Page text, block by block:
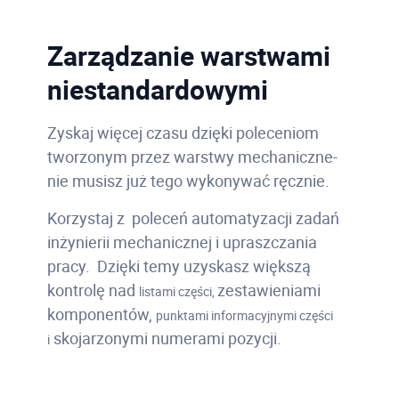
Zarządzanie warstwami
niestandardowymi
Zyskaj więcej czasu dzięki poleceniom
tworzonym przez warstwy mechaniczne-
nie musisz już tego wykonywać ręcznie.
Korzystaj z poleceń automatyzacji zadań
inżynierii mechanicznej i upraszczania
pracy. Dzięki temy uzyskasz większą
kontrolę nad listami części, zestawieniami
komponentów, punktami informacyjnymi części
iskojarzonymi numerami pozycji.